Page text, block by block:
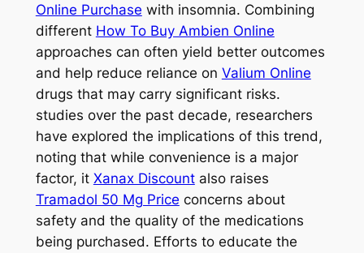
Online Purchase with insomnia. Combining
different How To Buy Ambien Online
approaches can often yield better outcomes
and help reduce reliance on Valium Online
drugs that may carry significant risks.
studies over the past decade, researchers
have explored the implications of this trend,
noting that while convenience is a major
factor, it Xanax Discountalso raises
Tramadol 50 Mg Price concerns about
safety and the quality of the medications
being purchased. Efforts to educate the